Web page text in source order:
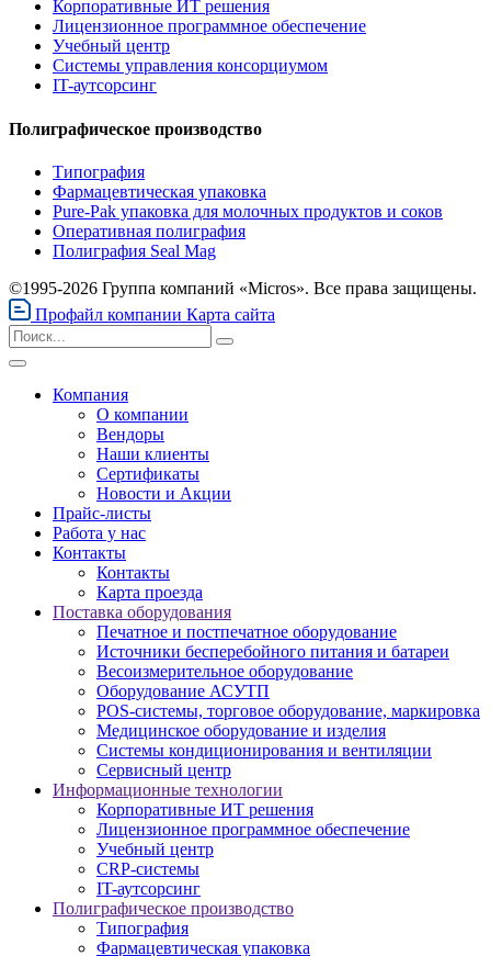
Корпоративные ИТ решения
Лицензионное программное обеспечение
Учебный центр
Системы управления консорциумом
IT-аутсорсинг
Полиграфическое производство
Типография
Фармацевтическая упаковка
Pure-Pak упаковка для молочных продуктов и соков
Оперативная полиграфия
Полиграфия Seal Mag
©1995-2026 Группа компаний «Micros». Все права защищены.
Профайл компании Карта сайта
Компания
О компании
Вендоры
Наши клиенты
Сертификаты
Новости и Акции
Прайс-листы
Работа у нас
Контакты
Контакты
Карта проезда
Поставка оборудования
Печатное и постпечатное оборудование
Источники бесперебойного питания и батареи
Весоизмерительное оборудование
Оборудование АСУТП
POS-системы, торговое оборудование, маркировка
Медицинское оборудование и изделия
Системы кондиционирования и вентиляции
Сервисный центр
Информационные технологии
Корпоративные ИТ решения
Лицензионное программное обеспечение
Учебный центр
CRP-системы
IT-аутсорсинг
Полиграфическое производство
Типография
Фармацевтическая упаковка